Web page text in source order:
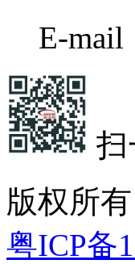
E-mail
扫
版权所
粤ICP备